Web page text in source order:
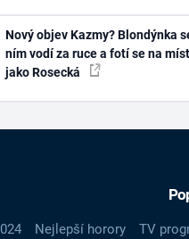
Nový objev Kazmy? Blondýnka
ním vodí za ruce a fotí se na
jako Rosecká
Nejlepší horory TV